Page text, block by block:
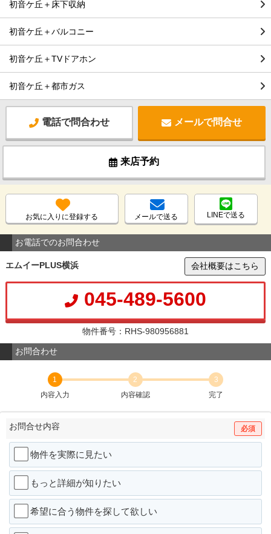
初音ケ丘＋床下収納
初音ケ丘＋バルコニー
初音ケ丘＋TVドアホン
初音ケ丘＋都市ガス
電話で問合わせ メールで問合せ
来店予約
お気に入りに登録する メールで送る LINEで送る
お電話でのお問合わせ
エムイーPLUS横浜 会社概要はこちら
045-489-5600
物件番号：RHS-980956881
お問合わせ
1
内容入力
2
内容確認
3
完了
お問合せ内容 必須
物件を実際に見たい
もっと詳細が知りたい
希望に合う物件を探して欲しい